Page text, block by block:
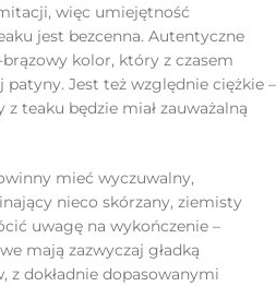
więc umiejętność
jest bezcenna. Autentyczne
kolor, który z czasem
patyny. Jest też względnie ciężkie –
teaku będzie miał zauważalną
mieć wyczuwalny,
nieco skórzany, ziemisty
uwagę na wykończenie –
mają zazwyczaj gładką
z dokładnie dopasowanymi